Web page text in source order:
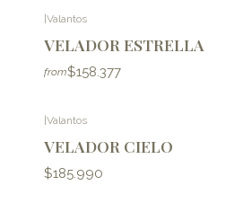
|Valantos
VELADOR ESTRELLA
from$158.377
Valantos
VELADOR CIELO
$185.990